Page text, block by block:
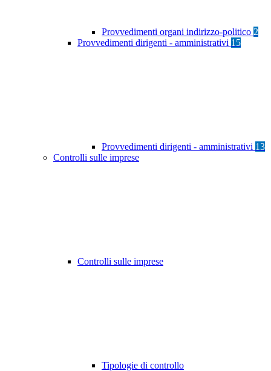
Provvedimenti organi indirizzo-politico 2
Provvedimenti dirigenti - amministrativi 15
Provvedimenti dirigenti - amministrativi 13
Controlli sulle imprese
Controlli sulle imprese
Tipologie di controllo